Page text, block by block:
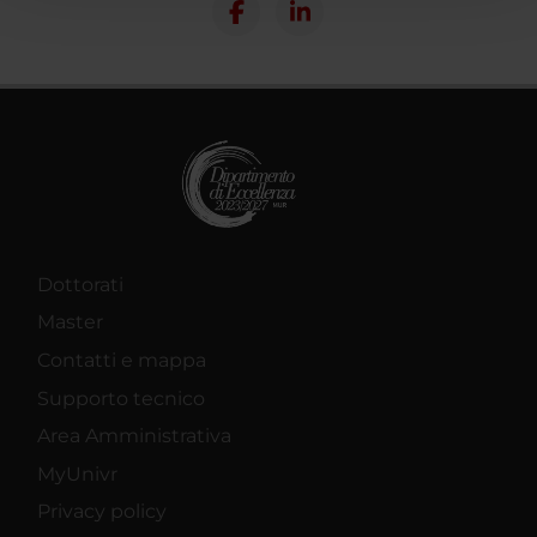
con altre informazioni che hai fornito loro o che hanno
Dottorati
Master
Contatti e mappa
Supporto tecnico
Area Amministrativa
MyUnivr
Privacy policy